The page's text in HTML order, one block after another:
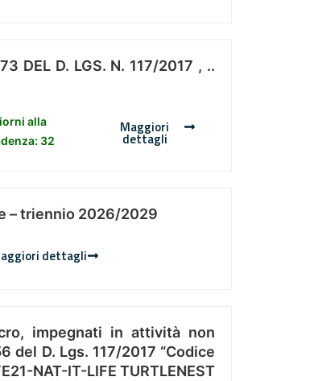
DEL D. LGS. N. 117/2017 , ..
alla
32
Maggiori
dettagli
– triennio 2026/2029
dettagli
impegnati in attività non
D. Lgs. 117/2017 “Codice
NAT-IT-LIFE TURTLENEST